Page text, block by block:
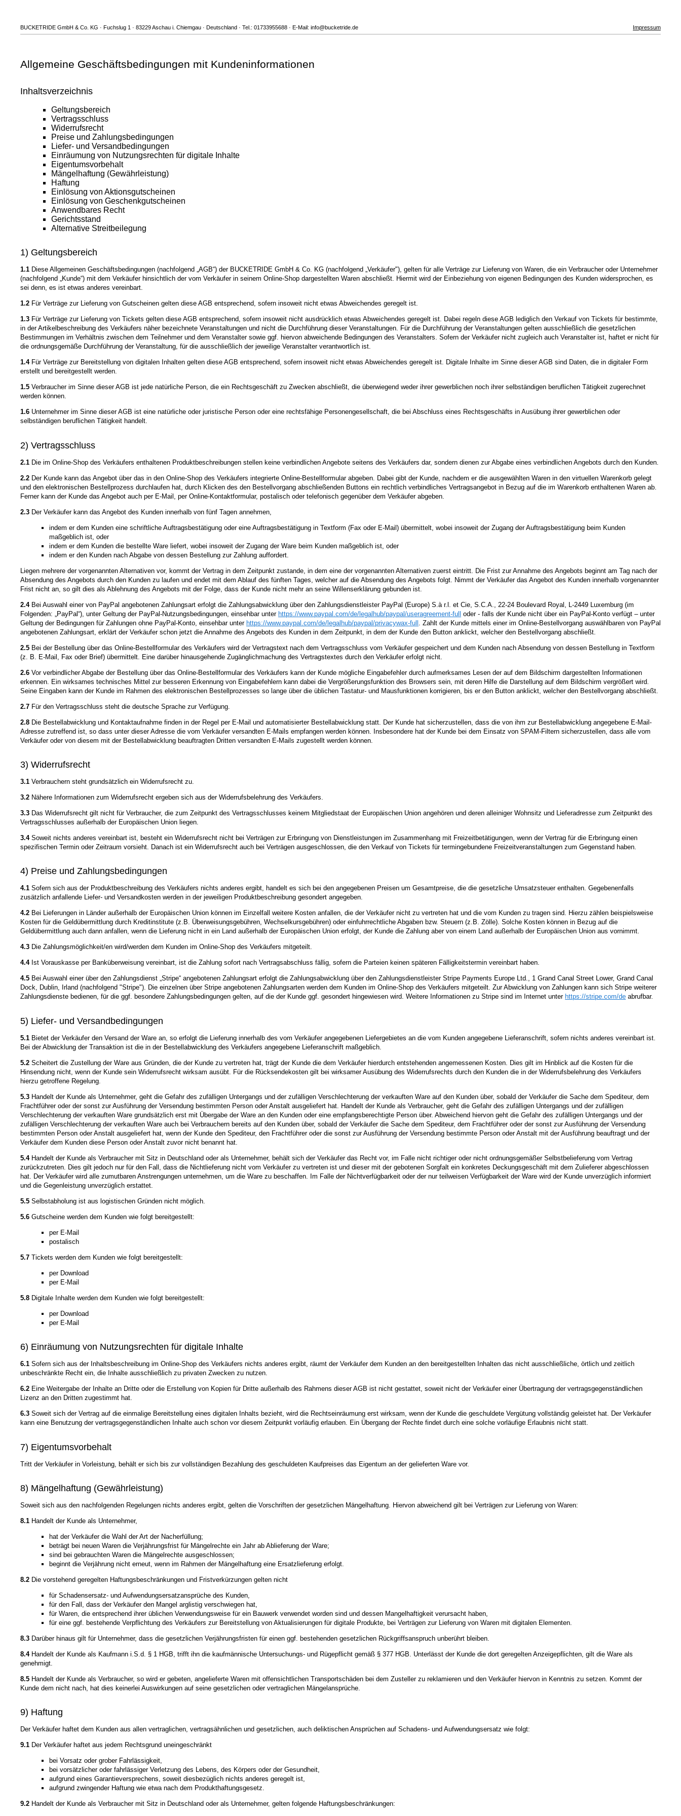
BUCKETRIDE GmbH & Co. KG · Fuchslug 1 · 83229 Aschau i. Chiemgau · Deutschland · Tel.: 01733955688 · E-Mail: info@bucketride.de Impressum
Allgemeine Geschäftsbedingungen mit Kundeninformationen
Inhaltsverzeichnis
Geltungsbereich
Vertragsschluss
Widerrufsrecht
Preise und Zahlungsbedingungen
Liefer- und Versandbedingungen
Einräumung von Nutzungsrechten für digitale Inhalte
Eigentumsvorbehalt
Mängelhaftung (Gewährleistung)
Haftung
Einlösung von Aktionsgutscheinen
Einlösung von Geschenkgutscheinen
Anwendbares Recht
Gerichtsstand
Alternative Streitbeilegung
1) Geltungsbereich
1.1 Diese Allgemeinen Geschäftsbedingungen (nachfolgend „AGB“) der BUCKETRIDE GmbH & Co. KG (nachfolgend „Verkäufer"), gelten für alle Verträge zur Lieferung von Waren, die ein Verbraucher oder Unternehmer
(nachfolgend „Kunde“) mit dem Verkäufer hinsichtlich der vom Verkäufer in seinem Online-Shop dargestellten Waren abschließt. Hiermit wird der Einbeziehung von eigenen Bedingungen des Kunden widersprochen, es
sei denn, es ist etwas anderes vereinbart.
1.2 Für Verträge zur Lieferung von Gutscheinen gelten diese AGB entsprechend, sofern insoweit nicht etwas Abweichendes geregelt ist.
1.3 Für Verträge zur Lieferung von Tickets gelten diese AGB entsprechend, sofern insoweit nicht ausdrücklich etwas Abweichendes geregelt ist. Dabei regeln diese AGB lediglich den Verkauf von Tickets für bestimmte,
in der Artikelbeschreibung des Verkäufers näher bezeichnete Veranstaltungen und nicht die Durchführung dieser Veranstaltungen. Für die Durchführung der Veranstaltungen gelten ausschließlich die gesetzlichen
Bestimmungen im Verhältnis zwischen dem Teilnehmer und dem Veranstalter sowie ggf. hiervon abweichende Bedingungen des Veranstalters. Sofern der Verkäufer nicht zugleich auch Veranstalter ist, haftet er nicht für
die ordnungsgemäße Durchführung der Veranstaltung, für die ausschließlich der jeweilige Veranstalter verantwortlich ist.
1.4Für Verträge zur Bereitstellung von digitalen Inhalten gelten diese AGB entsprechend, sofern insoweit nicht etwas Abweichendes geregelt ist. Digitale Inhalte im Sinne dieser AGB sind Daten, die in digitaler Form
erstellt und bereitgestellt werden.
1.5 Verbraucher im Sinne dieser AGB ist jede natürliche Person, die ein Rechtsgeschäft zu Zwecken abschließt, die überwiegend weder ihrer gewerblichen noch ihrer selbständigen beruflichen Tätigkeit zugerechnet
werden können.
1.6 Unternehmer im Sinne dieser AGB ist eine natürliche oder juristische Person oder eine rechtsfähige Personengesellschaft, die bei Abschluss eines Rechtsgeschäfts in Ausübung ihrer gewerblichen oder
selbständigen beruflichen Tätigkeit handelt.
2) Vertragsschluss
2.1 Die im Online-Shop des Verkäufers enthaltenen Produktbeschreibungen stellen keine verbindlichen Angebote seitens des Verkäufers dar, sondern dienen zur Abgabe eines verbindlichen Angebots durch den Kunden.
2.2 Der Kunde kann das Angebot über das in den Online-Shop des Verkäufers integrierte Online-Bestellformular abgeben. Dabei gibt der Kunde, nachdem er die ausgewählten Waren in den virtuellen Warenkorb gelegt
und den elektronischen Bestellprozess durchlaufen hat, durch Klicken des den Bestellvorgang abschließenden Buttons ein rechtlich verbindliches Vertragsangebot in Bezug auf die im Warenkorb enthaltenen Waren ab.
Ferner kann der Kunde das Angebot auch per E-Mail, per Online-Kontaktformular, postalisch oder telefonisch gegenüber dem Verkäufer abgeben.
2.3 Der Verkäufer kann das Angebot des Kunden innerhalb von fünf Tagen annehmen,
indem er dem Kunden eine schriftliche Auftragsbestätigung oder eine Auftragsbestätigung in Textform (Fax oder E-Mail) übermittelt, wobei insoweit der Zugang der Auftragsbestätigung beim Kunden
maßgeblich ist, oder
indem er dem Kunden die bestellte Ware liefert, wobei insoweit der Zugang der Ware beim Kunden maßgeblich ist, oder
indem er den Kunden nach Abgabe von dessen Bestellung zur Zahlung auffordert.
Liegen mehrere der vorgenannten Alternativen vor, kommt der Vertrag in dem Zeitpunkt zustande, in dem eine der vorgenannten Alternativen zuerst eintritt. Die Frist zur Annahme des Angebots beginnt am Tag nach der
Absendung des Angebots durch den Kunden zu laufen und endet mit dem Ablauf des fünften Tages, welcher auf die Absendung des Angebots folgt. Nimmt der Verkäufer das Angebot des Kunden innerhalb vorgenannter
Frist nicht an, so gilt dies als Ablehnung des Angebots mit der Folge, dass der Kunde nicht mehr an seine Willenserklärung gebunden ist.
2.4Bei Auswahl einer von PayPal angebotenen Zahlungsart erfolgt die Zahlungsabwicklung über den Zahlungsdienstleister PayPal (Europe) S.à r.l. et Cie, S.C.A., 22-24 Boulevard Royal, L-2449 Luxemburg (im
Folgenden: „PayPal“), unter Geltung der PayPal-Nutzungsbedingungen, einsehbar unter https://www.paypal.com/de/legalhub/paypal/useragreement-full oder - falls der Kunde nicht über ein PayPal-Konto verfügt – unter
Geltung der Bedingungen für Zahlungen ohne PayPal-Konto, einsehbar unter https://www.paypal.com/de/legalhub/paypal/privacywax-full . Zahlt der Kunde mittels einer im Online-Bestellvorgang auswählbaren von PayPal
angebotenen Zahlungsart, erklärt der Verkäufer schon jetzt die Annahme des Angebots des Kunden in dem Zeitpunkt, in dem der Kunde den Button anklickt, welcher den Bestellvorgang abschließt.
2.5 Bei der Bestellung über das Online-Bestellformular des Verkäufers wird der Vertragstext nach dem Vertragsschluss vom Verkäufer gespeichert und dem Kunden nach Absendung von dessen Bestellung in Textform
(z. B. E-Mail, Fax oder Brief) übermittelt. Eine darüber hinausgehende Zugänglichmachung des Vertragstextes durch den Verkäufer erfolgt nicht.
2.6 Vor verbindlicher Abgabe der Bestellung über das Online-Bestellformular des Verkäufers kann der Kunde mögliche Eingabefehler durch aufmerksames Lesen der auf dem Bildschirm dargestellten Informationen
erkennen. Ein wirksames technisches Mittel zur besseren Erkennung von Eingabefehlern kann dabei die Vergrößerungsfunktion des Browsers sein, mit deren Hilfe die Darstellung auf dem Bildschirm vergrößert wird.
Seine Eingaben kann der Kunde im Rahmen des elektronischen Bestellprozesses so lange über die üblichen Tastatur- und Mausfunktionen korrigieren, bis er den Button anklickt, welcher den Bestellvorgang abschließt.
2.7 Für den Vertragsschluss steht die deutsche Sprache zur Verfügung.
2.8 Die Bestellabwicklung und Kontaktaufnahme finden in der Regel per E-Mail und automatisierter Bestellabwicklung statt. Der Kunde hat sicherzustellen, dass die von ihm zur Bestellabwicklung angegebene E-Mail-
Adresse zutreffend ist, so dass unter dieser Adresse die vom Verkäufer versandten E-Mails empfangen werden können. Insbesondere hat der Kunde bei dem Einsatz von SPAM-Filtern sicherzustellen, dass alle vom
Verkäufer oder von diesem mit der Bestellabwicklung beauftragten Dritten versandten E-Mails zugestellt werden können.
3) Widerrufsrecht
3.1 Verbrauchern steht grundsätzlich ein Widerrufsrecht zu.
3.2 Nähere Informationen zum Widerrufsrecht ergeben sich aus der Widerrufsbelehrung des Verkäufers.
3.3 Das Widerrufsrecht gilt nicht für Verbraucher, die zum Zeitpunkt des Vertragsschlusses keinem Mitgliedstaat der Europäischen Union angehören und deren alleiniger Wohnsitz und Lieferadresse zum Zeitpunkt des
Vertragsschlusses außerhalb der Europäischen Union liegen.
3.4Soweit nichts anderes vereinbart ist, besteht ein Widerrufsrecht nicht bei Verträgen zur Erbringung von Dienstleistungen im Zusammenhang mit Freizeitbetätigungen, wenn der Vertrag für die Erbringung einen
spezifischen Termin oder Zeitraum vorsieht. Danach ist ein Widerrufsrecht auch bei Verträgen ausgeschlossen, die den Verkauf von Tickets für termingebundene Freizeitveranstaltungen zum Gegenstand haben.
4) Preise und Zahlungsbedingungen
4.1 Sofern sich aus der Produktbeschreibung des Verkäufers nichts anderes ergibt, handelt es sich bei den angegebenen Preisen um Gesamtpreise, die die gesetzliche Umsatzsteuer enthalten. Gegebenenfalls
zusätzlich anfallende Liefer- und Versandkosten werden in der jeweiligen Produktbeschreibung gesondert angegeben.
4.2 Bei Lieferungen in Länder außerhalb der Europäischen Union können im Einzelfall weitere Kosten anfallen, die der Verkäufer nicht zu vertreten hat und die vom Kunden zu tragen sind. Hierzu zählen beispielsweise
Kosten für die Geldübermittlung durch Kreditinstitute (z.B. Überweisungsgebühren, Wechselkursgebühren) oder einfuhrrechtliche Abgaben bzw. Steuern (z.B. Zölle). Solche Kosten können in Bezug auf die
Geldübermittlung auch dann anfallen, wenn die Lieferung nicht in ein Land außerhalb der Europäischen Union erfolgt, der Kunde die Zahlung aber von einem Land außerhalb der Europäischen Union aus vornimmt.
4.3 Die Zahlungsmöglichkeit/en wird/werden dem Kunden im Online-Shop des Verkäufers mitgeteilt.
4.4Ist Vorauskasse per Banküberweisung vereinbart, ist die Zahlung sofort nach Vertragsabschluss fällig, sofern die Parteien keinen späteren Fälligkeitstermin vereinbart haben.
4.5 Bei Auswahl einer über den Zahlungsdienst „Stripe“ angebotenen Zahlungsart erfolgt die Zahlungsabwicklung über den Zahlungsdienstleister Stripe Payments Europe Ltd., 1 Grand Canal Street Lower, Grand Canal
Dock, Dublin, Irland (nachfolgend "Stripe"). Die einzelnen über Stripe angebotenen Zahlungsarten werden dem Kunden im Online-Shop des Verkäufers mitgeteilt. Zur Abwicklung von Zahlungen kann sich Stripe weiterer
Zahlungsdienste bedienen, für die ggf. besondere Zahlungsbedingungen gelten, auf die der Kunde ggf. gesondert hingewiesen wird. Weitere Informationen zu Stripe sind im Internet unter https://stripe.com/de abrufbar.
5) Liefer- und Versandbedingungen
5.1 Bietet der Verkäufer den Versand der Ware an, so erfolgt die Lieferung innerhalb des vom Verkäufer angegebenen Liefergebietes an die vom Kunden angegebene Lieferanschrift, sofern nichts anderes vereinbart ist.
Bei der Abwicklung der Transaktion ist die in der Bestellabwicklung des Verkäufers angegebene Lieferanschrift maßgeblich.
5.2 Scheitert die Zustellung der Ware aus Gründen, die der Kunde zu vertreten hat, trägt der Kunde die dem Verkäufer hierdurch entstehenden angemessenen Kosten. Dies gilt im Hinblick auf die Kosten für die
Hinsendung nicht, wenn der Kunde sein Widerrufsrecht wirksam ausübt. Für die Rücksendekosten gilt bei wirksamer Ausübung des Widerrufsrechts durch den Kunden die in der Widerrufsbelehrung des Verkäufers
hierzu getroffene Regelung.
5.3 Handelt der Kunde als Unternehmer, geht die Gefahr des zufälligen Untergangs und der zufälligen Verschlechterung der verkauften Ware auf den Kunden über, sobald der Verkäufer die Sache dem Spediteur, dem
Frachtführer oder der sonst zur Ausführung der Versendung bestimmten Person oder Anstalt ausgeliefert hat. Handelt der Kunde als Verbraucher, geht die Gefahr des zufälligen Untergangs und der zufälligen
Verschlechterung der verkauften Ware grundsätzlich erst mit Übergabe der Ware an den Kunden oder eine empfangsberechtigte Person über. Abweichend hiervon geht die Gefahr des zufälligen Untergangs und der
zufälligen Verschlechterung der verkauften Ware auch bei Verbrauchern bereits auf den Kunden über, sobald der Verkäufer die Sache dem Spediteur, dem Frachtführer oder der sonst zur Ausführung der Versendung
bestimmten Person oder Anstalt ausgeliefert hat, wenn der Kunde den Spediteur, den Frachtführer oder die sonst zur Ausführung der Versendung bestimmte Person oder Anstalt mit der Ausführung beauftragt und der
Verkäufer dem Kunden diese Person oder Anstalt zuvor nicht benannt hat.
5.4Handelt der Kunde als Verbraucher mit Sitz in Deutschland oder als Unternehmer, behält sich der Verkäufer das Recht vor, im Falle nicht richtiger oder nicht ordnungsgemäßer Selbstbelieferung vom Vertrag
zurückzutreten. Dies gilt jedoch nur für den Fall, dass die Nichtlieferung nicht vom Verkäufer zu vertreten ist und dieser mit der gebotenen Sorgfalt ein konkretes Deckungsgeschäft mit dem Zulieferer abgeschlossen
hat. Der Verkäufer wird alle zumutbaren Anstrengungen unternehmen, um die Ware zu beschaffen. Im Falle der Nichtverfügbarkeit oder der nur teilweisen Verfügbarkeit der Ware wird der Kunde unverzüglich informiert
und die Gegenleistung unverzüglich erstattet.
5.5 Selbstabholung ist aus logistischen Gründen nicht möglich.
5.6 Gutscheine werden dem Kunden wie folgt bereitgestellt:
per E-Mail
postalisch
5.7 Tickets werden dem Kunden wie folgt bereitgestellt:
per Download
per E-Mail
5.8 Digitale Inhalte werden dem Kunden wie folgt bereitgestellt:
per Download
per E-Mail
6) Einräumung von Nutzungsrechten für digitale Inhalte
6.1 Sofern sich aus der Inhaltsbeschreibung im Online-Shop des Verkäufers nichts anderes ergibt, räumt der Verkäufer dem Kunden an den bereitgestellten Inhalten das nicht ausschließliche, örtlich und zeitlich
unbeschränkte Recht ein, die Inhalte ausschließlich zu privaten Zwecken zu nutzen.
6.2 Eine Weitergabe der Inhalte an Dritte oder die Erstellung von Kopien für Dritte außerhalb des Rahmens dieser AGB ist nicht gestattet, soweit nicht der Verkäufer einer Übertragung der vertragsgegenständlichen
Lizenz an den Dritten zugestimmt hat.
6.3 Soweit sich der Vertrag auf die einmalige Bereitstellung eines digitalen Inhalts bezieht, wird die Rechtseinräumung erst wirksam, wenn der Kunde die geschuldete Vergütung vollständig geleistet hat. Der Verkäufer
kann eine Benutzung der vertragsgegenständlichen Inhalte auch schon vor diesem Zeitpunkt vorläufig erlauben. Ein Übergang der Rechte findet durch eine solche vorläufige Erlaubnis nicht statt.
7) Eigentumsvorbehalt
Tritt der Verkäufer in Vorleistung, behält er sich bis zur vollständigen Bezahlung des geschuldeten Kaufpreises das Eigentum an der gelieferten Ware vor.
8) Mängelhaftung (Gewährleistung)
Soweit sich aus den nachfolgenden Regelungen nichts anderes ergibt, gelten die Vorschriften der gesetzlichen Mängelhaftung. Hiervon abweichend gilt bei Verträgen zur Lieferung von Waren:
8.1 Handelt der Kunde als Unternehmer,
hat der Verkäufer die Wahl der Art der Nacherfüllung;
beträgt bei neuen Waren die Verjährungsfrist für Mängelrechte ein Jahr ab Ablieferung der Ware;
sind bei gebrauchten Waren die Mängelrechte ausgeschlossen;
beginnt die Verjährung nicht erneut, wenn im Rahmen der Mängelhaftung eine Ersatzlieferung erfolgt.
8.2 Die vorstehend geregelten Haftungsbeschränkungen und Fristverkürzungen gelten nicht
für Schadensersatz- und Aufwendungsersatzansprüche des Kunden,
für den Fall, dass der Verkäufer den Mangel arglistig verschwiegen hat,
für Waren, die entsprechend ihrer üblichen Verwendungsweise für ein Bauwerk verwendet worden sind und dessen Mangelhaftigkeit verursacht haben,
für eine ggf. bestehende Verpflichtung des Verkäufers zur Bereitstellung von Aktualisierungen für digitale Produkte, bei Verträgen zur Lieferung von Waren mit digitalen Elementen.
8.3 Darüber hinaus gilt für Unternehmer, dass die gesetzlichen Verjährungsfristen für einen ggf. bestehenden gesetzlichen Rückgriffsanspruch unberührt bleiben.
8.4Handelt der Kunde als Kaufmann i.S.d. § 1 HGB, trifft ihn die kaufmännische Untersuchungs- und Rügepflicht gemäß § 377 HGB. Unterlässt der Kunde die dort geregelten Anzeigepflichten, gilt die Ware als
genehmigt.
8.5 Handelt der Kunde als Verbraucher, so wird er gebeten, angelieferte Waren mit offensichtlichen Transportschäden bei dem Zusteller zu reklamieren und den Verkäufer hiervon in Kenntnis zu setzen. Kommt der
Kunde dem nicht nach, hat dies keinerlei Auswirkungen auf seine gesetzlichen oder vertraglichen Mängelansprüche.
9) Haftung
Der Verkäufer haftet dem Kunden aus allen vertraglichen, vertragsähnlichen und gesetzlichen, auch deliktischen Ansprüchen auf Schadens- und Aufwendungsersatz wie folgt:
9.1 Der Verkäufer haftet aus jedem Rechtsgrund uneingeschränkt
bei Vorsatz oder grober Fahrlässigkeit,
bei vorsätzlicher oder fahrlässiger Verletzung des Lebens, des Körpers oder der Gesundheit,
aufgrund eines Garantieversprechens, soweit diesbezüglich nichts anderes geregelt ist,
aufgrund zwingender Haftung wie etwa nach dem Produkthaftungsgesetz.
9.2 Handelt der Kunde als Verbraucher mit Sitz in Deutschland oder als Unternehmer, gelten folgende Haftungsbeschränkungen: